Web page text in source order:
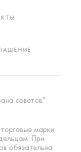
советов"
марки
При
обязательна